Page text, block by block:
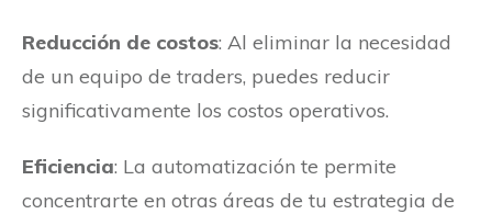
Reducción de costos: Al eliminar la necesidad
de un equipo de traders, puedes reducir
significativamente los costos operativos.
Eficiencia: La automatización te permite
concentrarte en otras áreas de tu estrategia de